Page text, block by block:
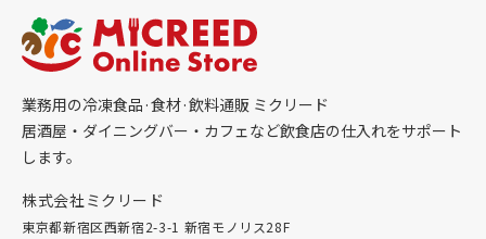
業務用の冷凍食品·食材·飲料通販 ミクリード
居酒屋・ダイニングバー・カフェなど飲食店の仕入れをサポート
します。
株式会社ミクリード
東京都新宿区西新宿2-3-1 新宿モノリス28F